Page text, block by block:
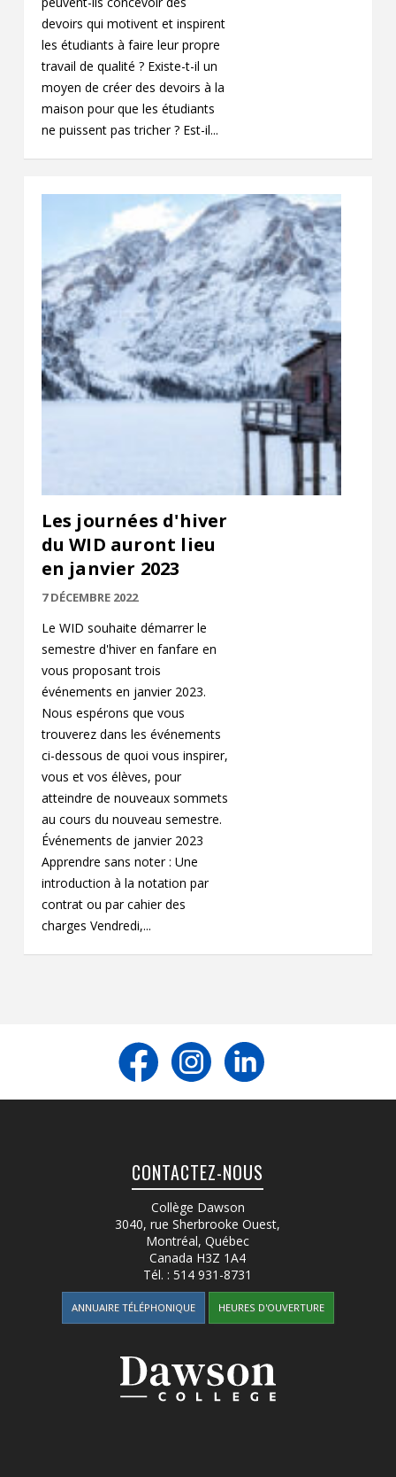
devoirs qui motivent et inspirent
les étudiants à faire leur propre
travail de qualité ? Existe-t-il un
moyen de créer des devoirs à la
maison pour que les étudiants
ne puissent pas tricher ? Est-il...
Les journées d'hiver
du WID auront lieu
en janvier 2023
7 DÉCEMBRE 2022
Le WID souhaite démarrer le
semestre d'hiver en fanfare en
vous proposant trois
événements en janvier 2023.
Nous espérons que vous
trouverez dans les événements
ci-dessous de quoi vous inspirer,
vous et vos élèves, pour
atteindre de nouveaux sommets
au cours du nouveau semestre.
Événements de janvier 2023
Apprendre sans noter : Une
introduction à la notation par
contrat ou par cahier des
charges Vendredi,...
CONTACTEZ-NOUS
Collège Dawson
3040, rue Sherbrooke Ouest,
Montréal, Québec
Canada H3Z 1A4
Tél. :514 931-8731
ANNUAIRE TÉLÉPHONIQUE HEURES D'OUVERTURE